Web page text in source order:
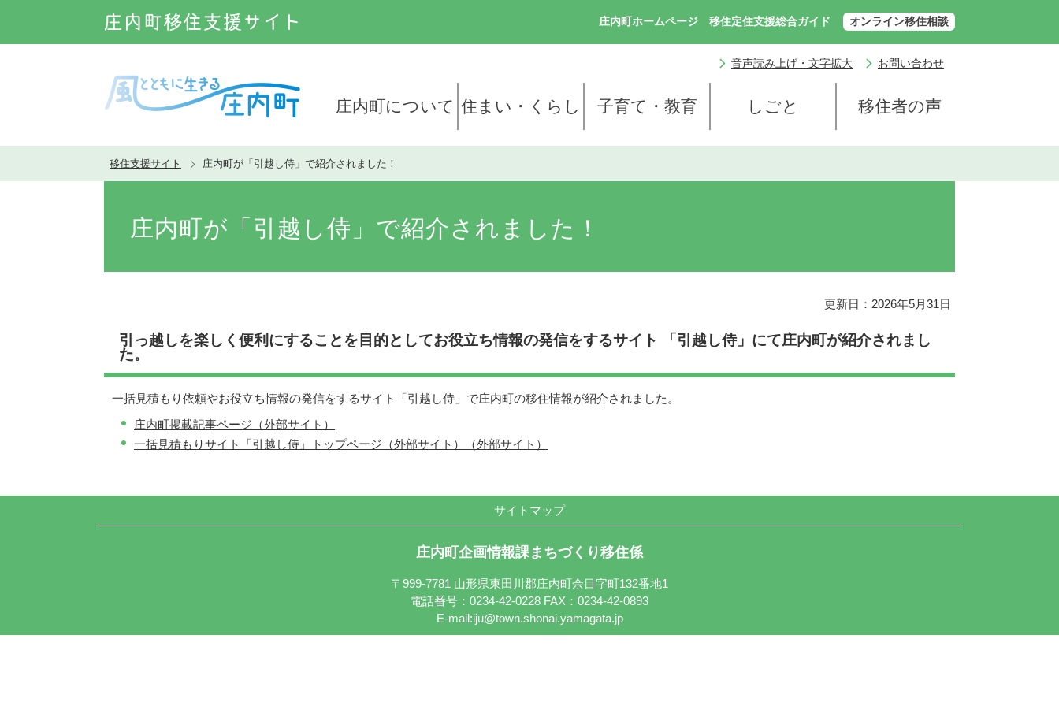
庄内町ホームページ 移住定住支援総合ガイド オンライン移住相談
音声読み上げ・文字拡大 お問い合わせ
庄内町について 住まい・くらし 子育て・教育 しごと 移住者の声
移住支援サイト 庄内町が「引越し侍」で紹介されました！
庄内町が「引越し侍」で紹介されました！
更新日：2026年5月31日
引っ越しを楽しく便利にすることを目的としてお役立ち情報の発信をするサイト 「引越し侍」にて庄内町が紹介されまし
た。
一括見積もり依頼やお役立ち情報の発信をするサイト「引越し侍」で庄内町の移住情報が紹介されました。
庄内町掲載記事ページ（外部サイト）
一括見積もりサイト「引越し侍」トップページ（外部サイト）（外部サイト）
サイトマップ
庄内町企画情報課まちづくり移住係
〒999-7781 山形県東田川郡庄内町余目字町132番地1
電話番号：0234-42-0228 FAX：0234-42-0893
E-mail:iju@town.shonai.yamagata.jp